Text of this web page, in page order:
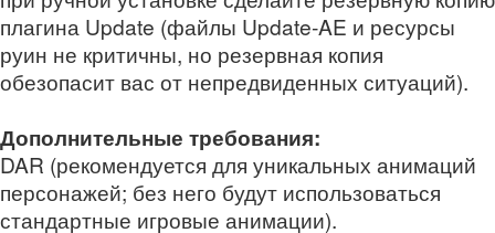
плагина Update (файлы Update‑AE и ресурсы
руин не критичны, но резервная копия
обезопасит вас от непредвиденных ситуаций).
Дополнительные требования:
DAR (рекомендуется для уникальных анимаций
персонажей; без него будут использоваться
стандартные игровые анимации).